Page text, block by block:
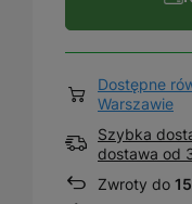
Dostępne
Warszawie
Szybka
dostawa od
Zwroty do